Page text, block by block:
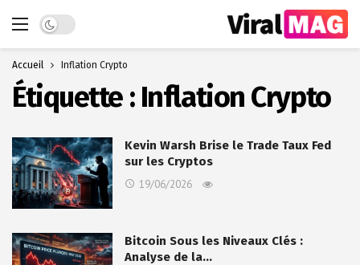
Dark mode
Accueil Inflation Crypto
Étiquette : Inflation Crypto
Kevin Warsh Brise le Trade Taux Fed
sur les Cryptos
19/06/2026
Bitcoin Sous les Niveaux Clés :
Analyse de la…